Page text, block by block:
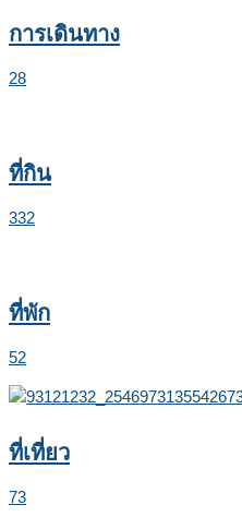
การเดินทาง
28
ที่กิน
332
ที่พัก
52
ที่เที่ยว
73